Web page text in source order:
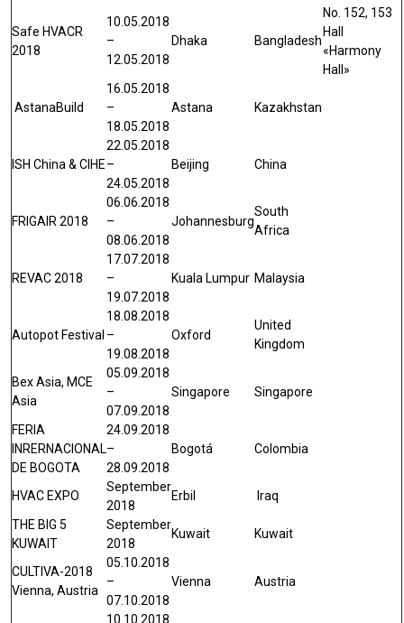
Safe HVACR
2018
10.05.2018
–
12.05.2018
Dhaka Bangladesh
No. 152, 153
Hall
«Harmony
Hall»
AstanaBuild
16.05.2018
–
18.05.2018
Astana Kazakhstan
ISH China & CIHE
22.05.2018
–
24.05.2018
Beijing China
FRIGAIR 2018
06.06.2018
–
08.06.2018
Johannesburg
South
Africa
REVAC 2018
17.07.2018
–
19.07.2018
Kuala Lumpur Malaysia
Autopot Festival
18.08.2018
–
19.08.2018
Oxford
United
Kingdom
Bex Asia, MCE
Asia
05.09.2018
–
07.09.2018
Singapore Singapore
FERIA
INRERNACIONAL
DE BOGOTA
24.09.2018
–
28.09.2018
Bogotá Colombia
HVAC EXPO
September
2018
Erbil
Iraq
THE BIG 5
KUWAIT
September
2018
Kuwait Kuwait
CULTIVA-2018
Vienna, Austria
05.10.2018
–
07.10.2018
Vienna Austria
10.10.2018